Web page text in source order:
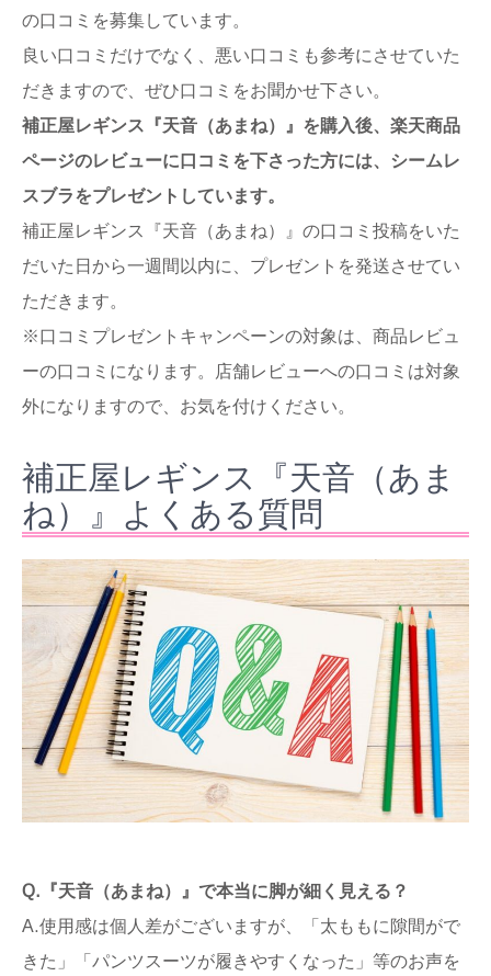
の口コミを募集しています。
良い口コミだけでなく、悪い口コミも参考にさせていた
だきますので、ぜひ口コミをお聞かせ下さい。
補正屋レギンス『天音（あまね）』を購入後、楽天商品
ページのレビューに口コミを下さった方には、シームレ
スブラをプレゼントしています。
補正屋レギンス『天音（あまね）』の口コミ投稿をいた
だいた日から一週間以内に、プレゼントを発送させてい
ただきます。
※口コミプレゼントキャンペーンの対象は、商品レビュ
ーの口コミになります。店舗レビューへの口コミは対象
外になりますので、お気を付けください。
補正屋レギンス『天音（あま
ね）』よくある質問
Q.『天音（あまね）』で本当に脚が細く見える？
A.使用感は個人差がございますが、「太ももに隙間がで
きた」「パンツスーツが履きやすくなった」等のお声を